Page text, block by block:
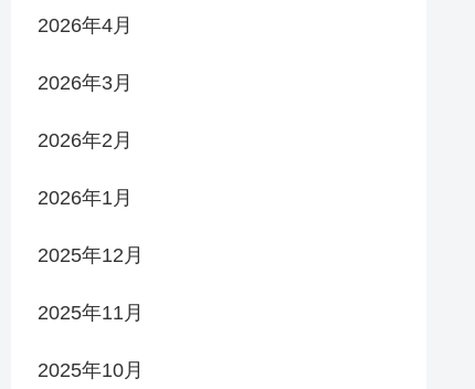
2026年4月
2026年3月
2026年2月
2026年1月
2025年12月
2025年11月
2025年10月